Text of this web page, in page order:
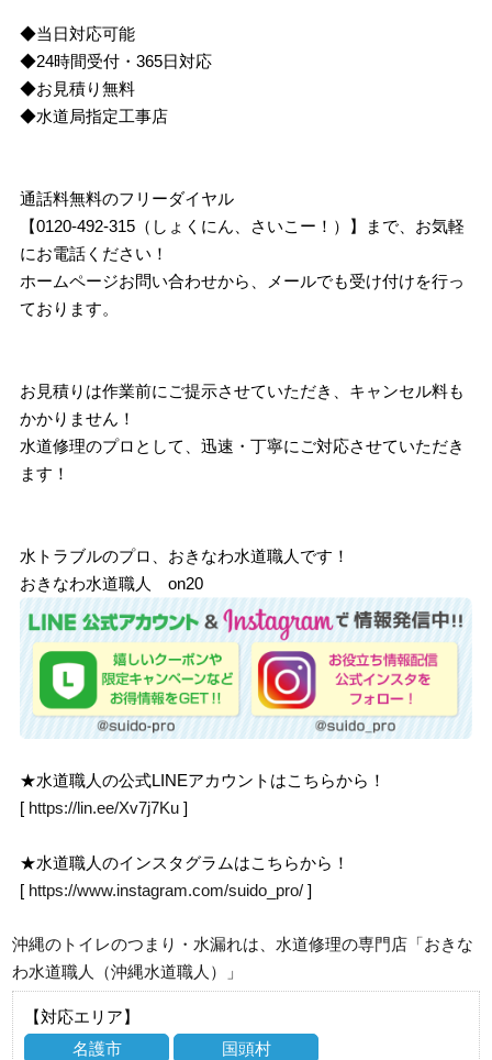
◆当日対応可能
◆24時間受付・365日対応
◆お見積り無料
◆水道局指定工事店
通話料無料のフリーダイヤル
【0120-492-315（しょくにん、さいこー！）】まで、お気軽
にお電話ください！
ホームページお問い合わせから、メールでも受け付けを行っ
ております。
お見積りは作業前にご提示させていただき、キャンセル料も
かかりません！
水道修理のプロとして、迅速・丁寧にご対応させていただき
ます！
水トラブルのプロ、おきなわ水道職人です！
おきなわ水道職人 on20
★水道職人の公式LINEアカウントはこちらから！
[ https://lin.ee/Xv7j7Ku ]
★水道職人のインスタグラムはこちらから！
[ https://www.instagram.com/suido_pro/ ]
沖縄のトイレのつまり・水漏れは、水道修理の専門店「おきな
わ水道職人（沖縄水道職人）」
【対応エリア】
名護市
国頭村